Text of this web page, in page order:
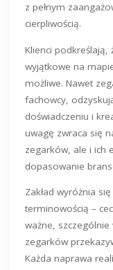
z pełnym
cierpliwością.
Klienci podkreślają,
wyjątkowe na
możliwe. Nawet
fachowcy,
doświadczeniu i
uwagę zwraca się
zegarków, ale i ich
dopasowanie
Zakład wyróżnia
terminowością –
ważne,
zegarków
Każda naprawa